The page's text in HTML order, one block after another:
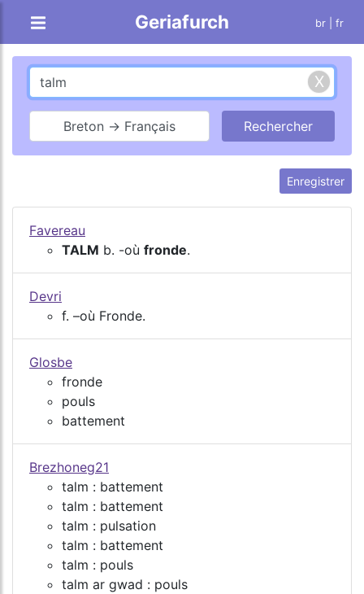
Geriafurch br | fr
Breton → Français
Enregistrer
Favereau
TALM b. -où fronde.
Devri
f. –où Fronde.
Glosbe
fronde
pouls
battement
Brezhoneg21
talm : battement
talm : battement
talm : pulsation
talm : battement
talm : pouls
talm ar gwad : pouls